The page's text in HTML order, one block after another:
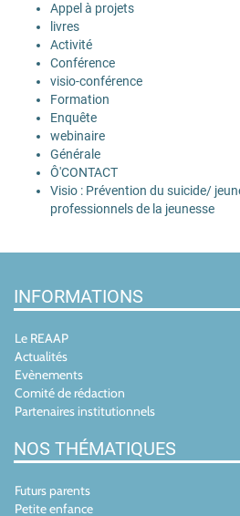
Appel à projets
livres
Activité
Conférence
visio-conférence
Formation
Enquête
webinaire
Générale
Ô'CONTACT
Visio : Prévention du suicide/
professionnels de la jeunesse
INFORMATIONS
Le REAAP
Actualités
Evènements
Comité de rédaction
Partenaires institutionnels
NOS THÉMATIQUES
Futurs parents
Petite enfance